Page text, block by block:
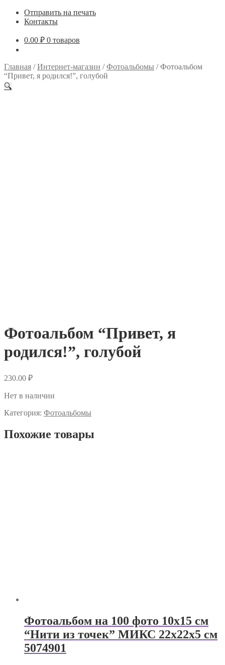
Отправить на печать
Контакты
0.00 ₽ 0 товаров
Главная /Интернет-магазин /Фотоальбомы /Фотоальбом
“Привет, я родился!”, голубой
🔍
Фотоальбом “Привет, я
родился!”, голубой
230.00 ₽
Нет в наличии
Категория: Фотоальбомы
Похожие товары
Фотоальбом на 100 фото 10х15 см
“Нити из точек” МИКС 22х22х5 см
5074901